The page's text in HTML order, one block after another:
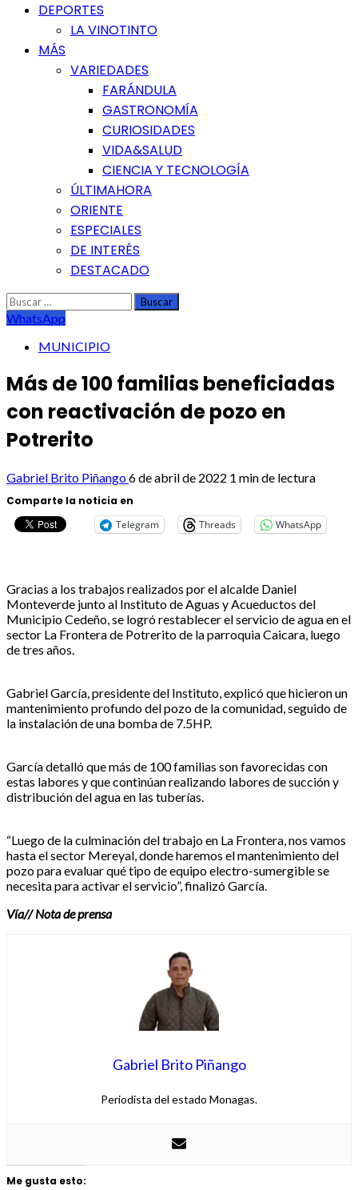
DEPORTES
LA VINOTINTO
MÁS
VARIEDADES
FARÁNDULA
GASTRONOMÍA
CURIOSIDADES
VIDA&SALUD
CIENCIA Y TECNOLOGÍA
ÚLTIMAHORA
ORIENTE
ESPECIALES
DE INTERÉS
DESTACADO
Buscar:
WhatsApp
MUNICIPIO
Más de 100 familias beneficiadas
con reactivación de pozo en
Potrerito
Gabriel Brito Piñango6 de abril de 2022 1 min de lectura
Comparte la noticia en
Telegram
Threads WhatsApp
Gracias a los trabajos realizados por el alcalde Daniel
Monteverde junto al Instituto de Aguas y Acueductos del
Municipio Cedeño, se logró restablecer el servicio de agua en el
sector La Frontera de Potrerito de la parroquia Caicara, luego
de tres años.
Gabriel García, presidente del Instituto, explicó que hicieron un
mantenimiento profundo del pozo de la comunidad, seguido de
la instalación de una bomba de 7.5HP.
García detalló que más de 100 familias son favorecidas con
estas labores y que continúan realizando labores de succión y
distribución del agua en las tuberías.
“Luego de la culminación del trabajo en La Frontera, nos vamos
hasta el sector Mereyal, donde haremos el mantenimiento del
pozo para evaluar qué tipo de equipo electro-sumergible se
necesita para activar el servicio”, finalizó García.
Vía// Nota de prensa
Gabriel Brito Piñango
Periodista del estado Monagas.
Me gusta esto: